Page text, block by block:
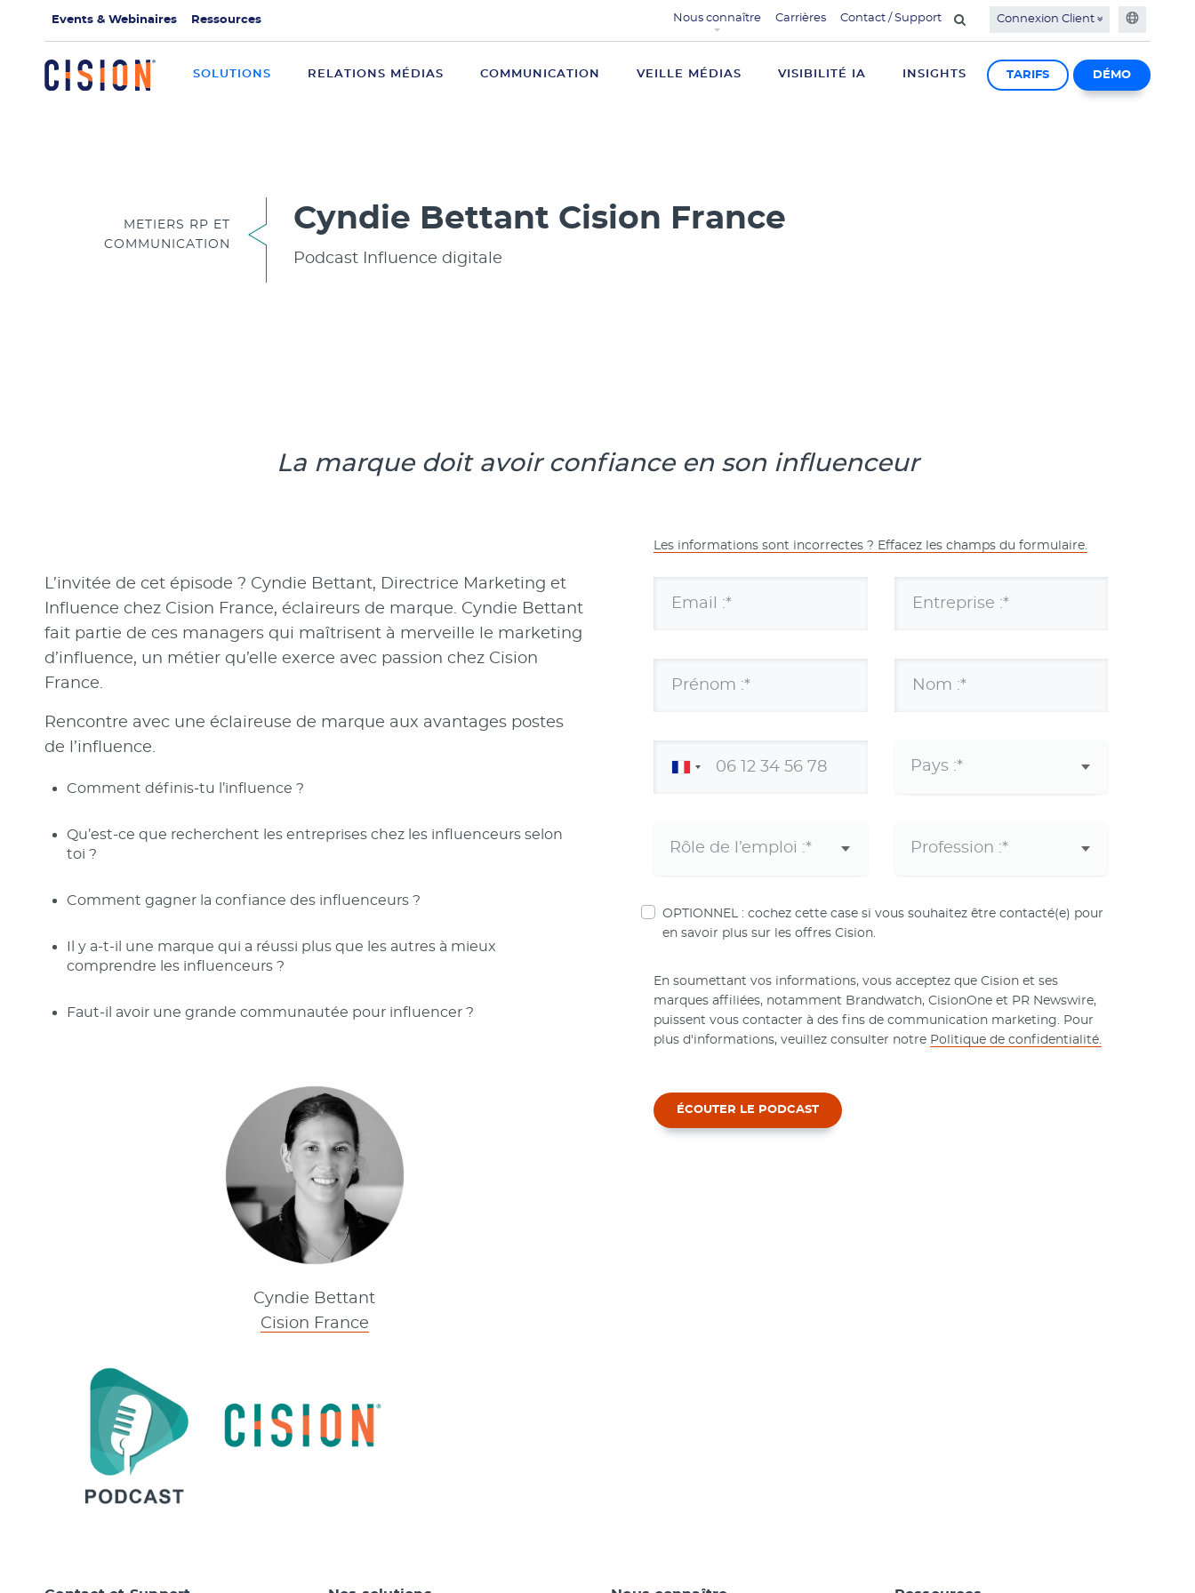
Events & Webinaires Ressources Nous connaître Carrières Contact / Support Connexion Client
SOLUTIONS RELATIONS MÉDIAS COMMUNICATION VEILLE MÉDIAS VISIBILITÉ IA INSIGHTS TARIFS DÉMO
METIERS RP ET
COMMUNICATION
Cyndie Bettant Cision France
Podcast Influence digitale
La marque doit avoir confiance en son influenceur
L’invitée de cet épisode ? Cyndie Bettant, Directrice Marketing et
Influence chez Cision France, éclaireurs de marque. Cyndie Bettant
fait partie de ces managers qui maîtrisent à merveille le marketing
d’influence, un métier qu’elle exerce avec passion chez Cision
France.
Rencontre avec une éclaireuse de marque aux avantages postes
de l’influence.
Comment définis-tu l’influence ?
Qu’est-ce que recherchent les entreprises chez les influenceurs selon
toi ?
Comment gagner la confiance des influenceurs ?
Il y a-t-il une marque qui a réussi plus que les autres à mieux
comprendre les influenceurs ?
Faut-il avoir une grande communautée pour influencer ?
Cyndie Bettant
Cision France
Les informations sont incorrectes ? Effacez les champs du formulaire.
Email :* Entreprise :*
Prénom :* Nom :*
OPTIONNEL : cochez cette case si vous souhaitez être contacté(e) pour
en savoir plus sur les offres Cision.
En soumettant vos informations, vous acceptez que Cision et ses
marques affiliées, notamment Brandwatch, CisionOne et PR Newswire,
puissent vous contacter à des fins de communication marketing. Pour
plus d'informations, veuillez consulter notre Politique de confidentialité.
ÉCOUTER LE PODCAST